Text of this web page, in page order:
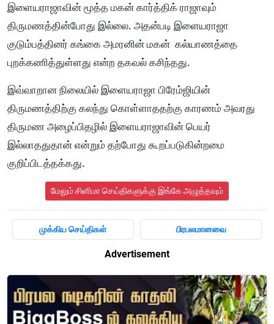
இளையராஜாவின் மூத்த மகன் கார்த்திக் ராஜாவும்
திருமணத்தின்போது இல்லை. அதன்படி இளையராஜா
குடும்பத்தினர் கங்கை அமரனின் மகன் கல்யாணத்தை
புறக்கணித்துள்ளது என்ற தகவல் கசிந்தது.
இவ்வாறான நிலையில் இளையராஜா பிரேம்ஜியின்
திருமணத்திற்கு கலந்து கொள்ளாததற்கு காரணம் அவரது
திருமண அழைப்பிதழில் இளையராஜாவின் பெயர்
இல்லாததுதான் என்றும் தற்போது கூறப்படுகின்றமை
குறிப்பிடத்தக்கது.
மேலும் சினிமா செய்திகளுக்கு இங்கே அழுத்தவும்
முக்கிய செய்திகள் பிரபலமானவை
Advertisement